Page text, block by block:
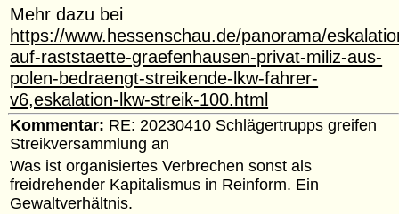
Mehr dazu bei
https://www.hessenschau.de/panorama/
auf-raststaette-graefenhausen-privat-miliz-aus-
polen-bedraengt-streikende-lkw-fahrer-
v6,eskalation-lkw-streik-100.html
Kommentar: RE: 20230410 Schlägertrupps greifen
Streikversammlung an
Was ist organisiertes Verbrechen sonst als
freidrehender Kapitalismus in Reinform. Ein
Gewaltverhältnis.